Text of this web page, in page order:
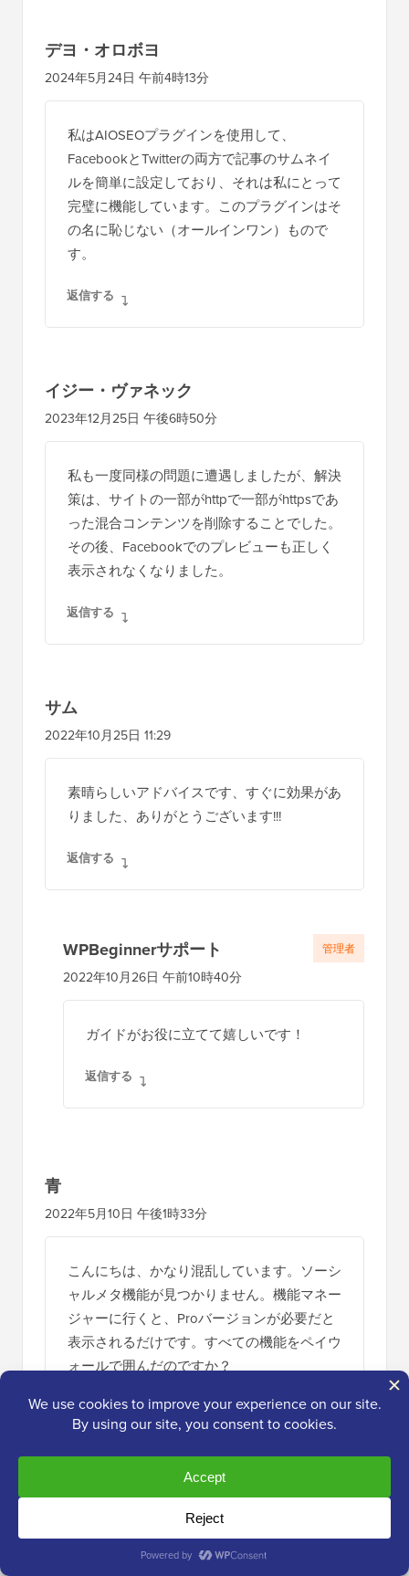
デヨ・オロボヨ
2024年5月24日 午前4時13分
私はAIOSEOプラグインを使用して、
FacebookとTwitterの両方で記事のサムネイ
ルを簡単に設定しており、それは私にとって
完璧に機能しています。このプラグインはそ
の名に恥じない（オールインワン）もので
す。
返信する
イジー・ヴァネック
2023年12月25日 午後6時50分
私も一度同様の問題に遭遇しましたが、解決
策は、サイトの一部がhttpで一部がhttpsであ
った混合コンテンツを削除することでした。
その後、Facebookでのプレビューも正しく
表示されなくなりました。
返信する
サム
2022年10月25日 11:29
素晴らしいアドバイスです、すぐに効果があ
りました、ありがとうございます!!!
返信する
WPBeginnerサポート
2022年10月26日 午前10時40分
ガイドがお役に立てて嬉しいです！
返信する
管理者
青
2022年5月10日 午後1時33分
こんにちは、かなり混乱しています。ソーシ
ャルメタ機能が見つかりません。機能マネー
ジャーに行くと、Proバージョンが必要だと
表示されるだけです。すべての機能をペイウ
ォールで囲んだのですか？
返信する
WPBeginnerサポート 管理者